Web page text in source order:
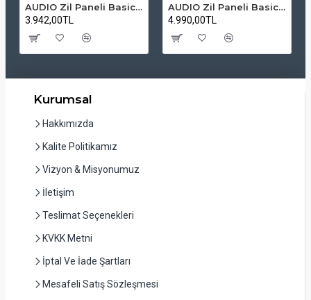
AUDIO Zil Paneli Basic Hpli Çift Buton 14'lü Sesli Apartman Diafon Kapı Paneli
3.942,00TL
AUDIO Zil Paneli Basic Hpli Çift Buton 20'li Sesli Apartman Diafon Kapı Paneli
4.990,00TL
Kurumsal
Hakkımızda
Kalite Politikamız
Vizyon & Misyonumuz
İletişim
Teslimat Seçenekleri
KVKK Metni
İptal Ve İade Şartları
Mesafeli Satış Sözleşmesi